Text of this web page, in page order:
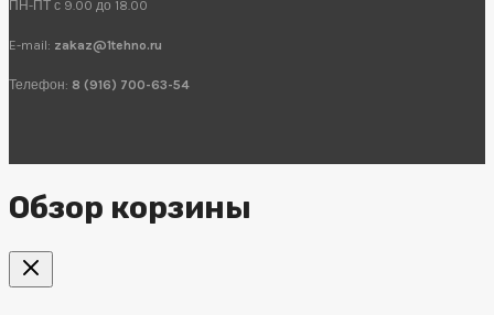
ПН-ПТ с 9.00 до 18.00
E-mail: zakaz@1tehno.ru
Телефон: 8 (916) 700-63-54
Обзор корзины